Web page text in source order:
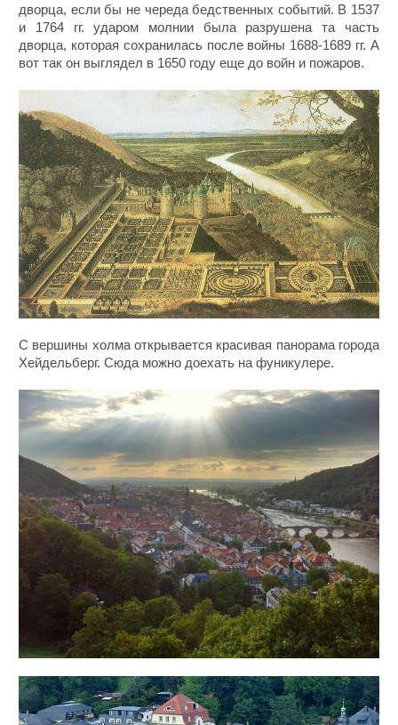
дворца, если бы не череда бедственных событий. В 1537
и 1764 гг. ударом молнии была разрушена та часть
дворца, которая сохранилась после войны 1688-1689 гг. А
вот так он выглядел в 1650 году еще до войн и пожаров.
С вершины холма открывается красивая панорама города
Хейдельберг. Сюда можно доехать на фуникулере.